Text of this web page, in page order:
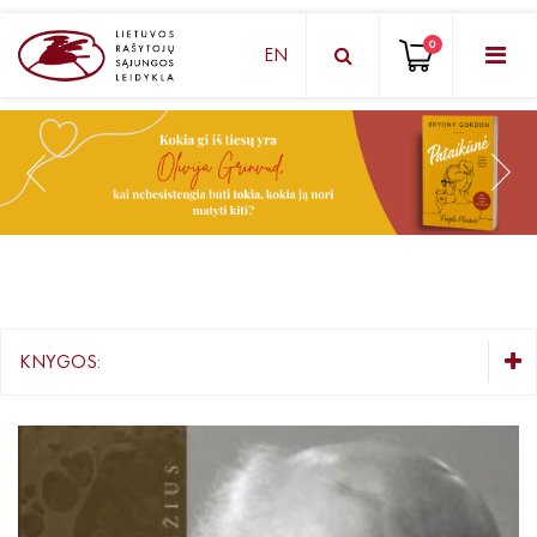
KNYGŲ DĖŽUTĖ - STAIGMENA
Grožinė literatūra
Knygos su autografais
KNYGOS PIGIAU
EN 0
KNYGOS:
Grožinė literatūra
Knygos vaikams ir paaugliams
Negrožinė literatūra